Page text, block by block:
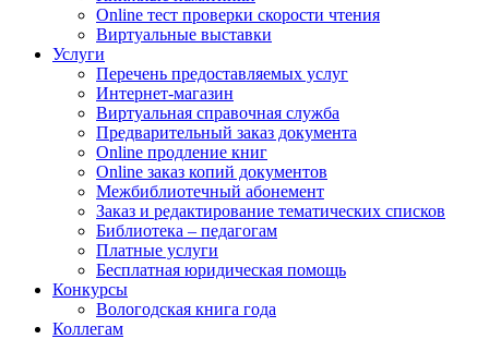
Online тест проверки скорости чтения
Виртуальные выставки
Услуги
Перечень предоставляемых услуг
Интернет-магазин
Виртуальная справочная служба
Предварительный заказ документа
Online продление книг
Online заказ копий документов
Межбиблиотечный абонемент
Заказ и редактирование тематических списков
Библиотека – педагогам
Платные услуги
Бесплатная юридическая помощь
Конкурсы
Вологодская книга года
Коллегам